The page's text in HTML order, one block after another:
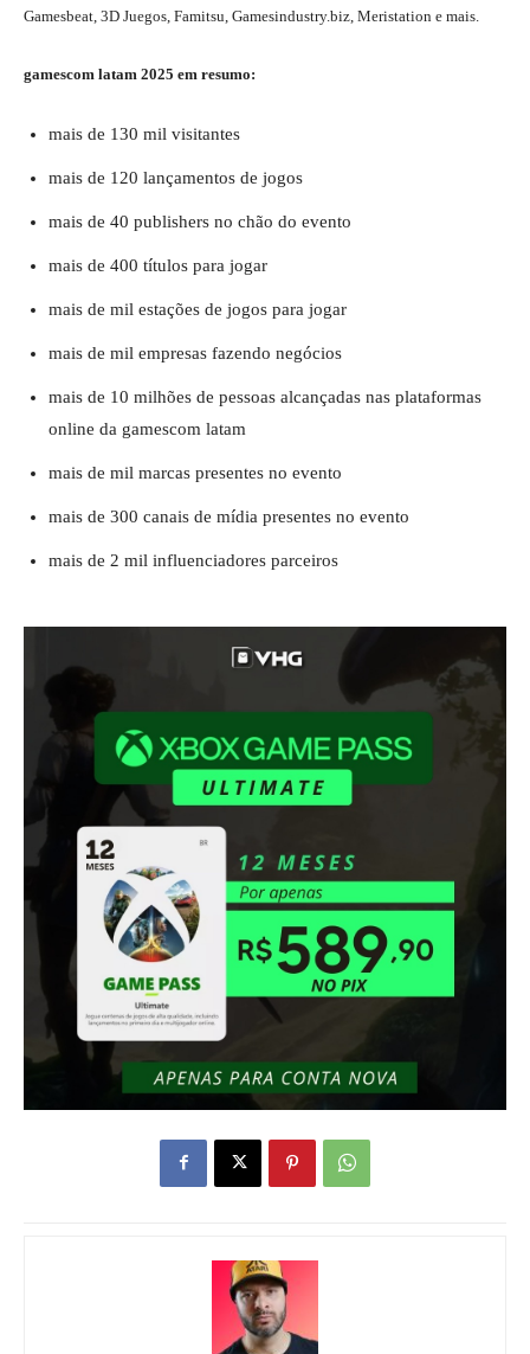
Gamesbeat, 3D Juegos, Famitsu, Gamesindustry.biz, Meristation e mais.
gamescom latam 2025 em resumo:
mais de 130 mil visitantes
mais de 120 lançamentos de jogos
mais de 40 publishers no chão do evento
mais de 400 títulos para jogar
mais de mil estações de jogos para jogar
mais de mil empresas fazendo negócios
mais de 10 milhões de pessoas alcançadas nas plataformas
online da gamescom latam
mais de mil marcas presentes no evento
mais de 300 canais de mídia presentes no evento
mais de 2 mil influenciadores parceiros